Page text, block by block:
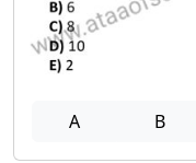
A B